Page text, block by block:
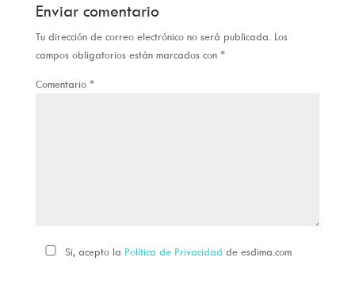
Enviar comentario
Tu dirección de correo electrónico no será publicada. Los
campos obligatorios están marcados con *
Comentario *
Si, acepto la Política de Privacidad de esdima.com